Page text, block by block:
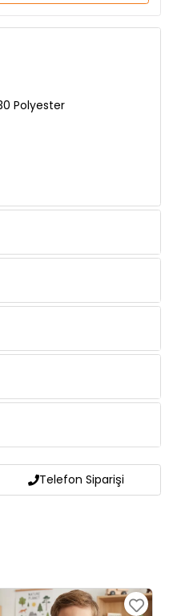
Polyester
Telefon Siparişi